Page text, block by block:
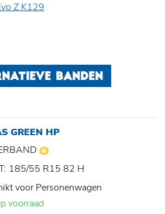
Z K129
BANDEN
GREEN HP
185/55 R15 82 H
voor Personenwagen
voorraad